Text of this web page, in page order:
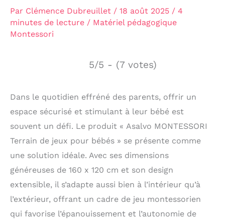
Par Clémence Dubreuillet / 18 août 2025 / 4
minutes de lecture / Matériel pédagogique
Montessori
5/5 - (7 votes)
Dans le quotidien effréné des parents, offrir un
espace sécurisé et stimulant à leur bébé est
souvent un défi. Le produit « Asalvo MONTESSORI
Terrain de jeux pour bébés » se présente comme
une solution idéale. Avec ses dimensions
généreuses de 160 x 120 cm et son design
extensible, il s’adapte aussi bien à l’intérieur qu’à
l’extérieur, offrant un cadre de jeu montessorien
qui favorise l’épanouissement et l’autonomie de